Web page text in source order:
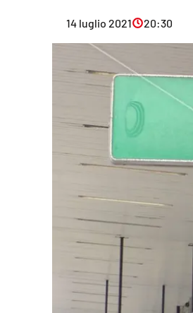
14 luglio 2021 20:30